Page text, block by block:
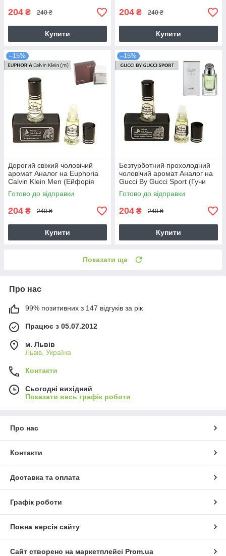
204 ₴ 240 ₴
Купити
204 ₴ 240 ₴
Купити
–15%
Дорогий свіжий чоловічий
аромат Аналог на Euphoria
Calvin Klein Men (Ейфорія
мене)
Готово до відправки
204 ₴ 240 ₴
Купити
–15%
Безтурботний прохолодний
чоловічий аромат Аналог на
Gucci By Gucci Sport (Гучи
бай Гучі)
Готово до відправки
204 ₴ 240 ₴
Купити
Показати ще
Про нас
99% позитивних з 147 відгуків за рік
Працює з 05.07.2012
м. Львів
Львів, Україна
Контакти
Сьогодні вихідний
Показати весь графік роботи
Про нас
Контакти
Доставка та оплата
Графік роботи
Повна версія сайту
Сайт створено на маркетплейсі Prom.ua